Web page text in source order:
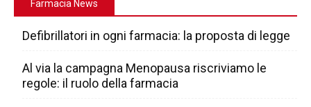
Farmacia News
Defibrillatori in ogni farmacia: la proposta di legge
Al via la campagna Menopausa riscriviamo le
regole: il ruolo della farmacia